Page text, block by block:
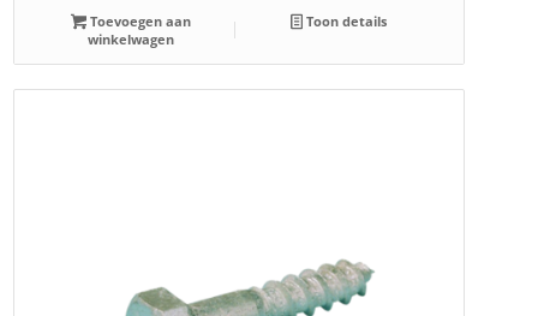
Toevoegen aan
winkelwagen
Toon details